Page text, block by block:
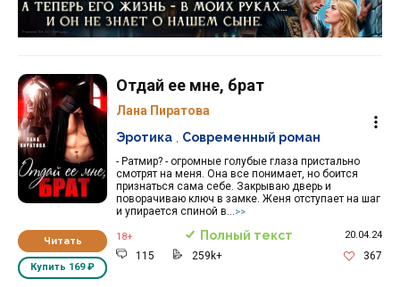
Реклама 16+ АО «ЛитГород»
Читать
Купить 169 ₽
Отдай ее мне, брат
Лана Пиратова
- Ратмир? - огромные голубые глаза пристально
смотрят на меня. Она все понимает, но боится
признаться сама себе. Закрываю дверь и
поворачиваю ключ в замке. Женя отступает на шаг
и упирается спиной в...
>>
Эротика Современный роман
18+ Полный текст 20.04.24
115 259k+ 367